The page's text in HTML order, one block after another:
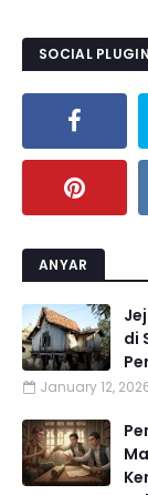
SOCIAL PLUGIN
ANYAR
di
January 12,